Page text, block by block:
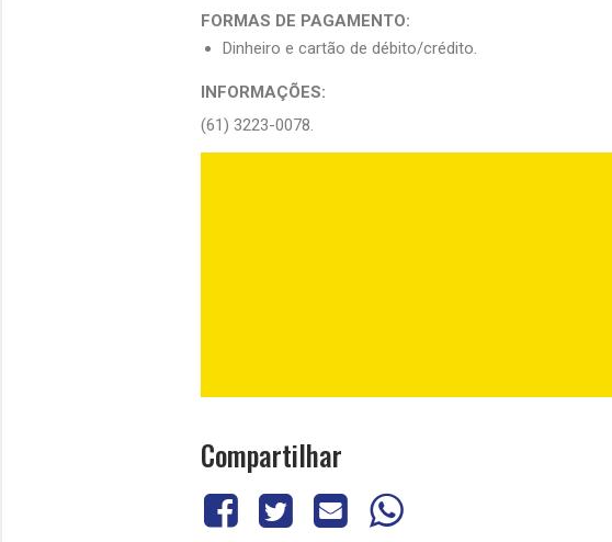
FORMAS DE PAGAMENTO:
Dinheiro e cartão de débito/crédito.
INFORMAÇÕES:
(61) 3223-0078.
Compartilhar